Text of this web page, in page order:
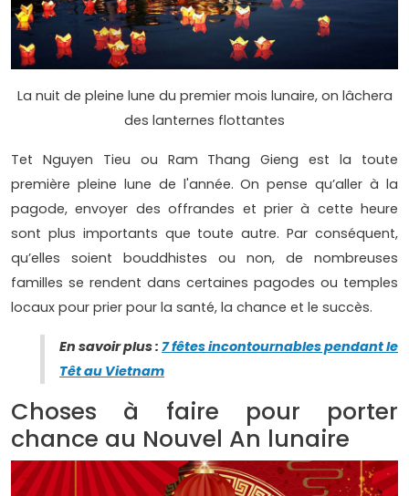
La nuit de pleine lune du premier mois lunaire, on lâchera
des lanternes flottantes
Tet Nguyen Tieu ou Ram Thang Gieng est la toute
première pleine lune de l'année. On pense qu’aller à la
pagode, envoyer des offrandes et prier à cette heure
sont plus importants que toute autre. Par conséquent,
qu’elles soient bouddhistes ou non, de nombreuses
familles se rendent dans certaines pagodes ou temples
locaux pour prier pour la santé, la chance et le succès.
En savoir plus : 7 fêtes incontournables pendant le
Têt au Vietnam
Choses à faire pour porter
chance au Nouvel An lunaire